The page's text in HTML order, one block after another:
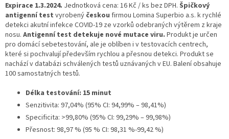
Expirace 1.3.2024. Jednotková cena: 16 Kč / ks bez DPH. Špičkový
antigenní test vyrobený českou firmou Lomina Superbio a.s. k rychlé
detekci akutní infekce COVID-19 ze vzorků odebraných výtěrem z kraje
nosu. Antigenní test detekuje nové mutace viru. Produkt je určen
pro domácí sebetestování, ale je oblíben i v testovacích centrech,
které si pochvalují především rychlou a přesnou detekci. Produkt se
nachází v databázi schválených testů uznávaných v EU. Balení obsahuje
100 samostatných testů.
Délka testování: 15 minut
Senzitivita: 97,04% (95% CI: 94,99% – 98,41%)
Specificita: >99,80% (95% CI: 99,29% – 99,98%)
Přesnost: 98,97 % (95 % CI: 98,31 %-99,42 %)